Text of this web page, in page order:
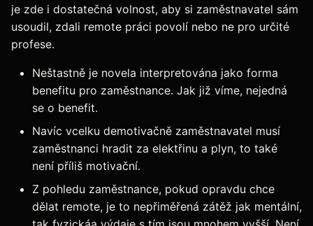
je zde i dostatečná volnost, aby si zaměstnavatel sám
usoudil, zdali remote práci povolí nebo ne pro určité
profese.
Neštastně je novela interpretována jako forma
benefitu pro zaměstnance. Jak již víme, nejedná
se o benefit.
Navíc vcelku demotivačně zaměstnavatel musí
zaměstnanci hradit za elektřinu a plyn, to také
není příliš motivační.
Z pohledu zaměstnance, pokud opravdu chce
dělat remote, je to nepřiměřená zátěž jak mentální,